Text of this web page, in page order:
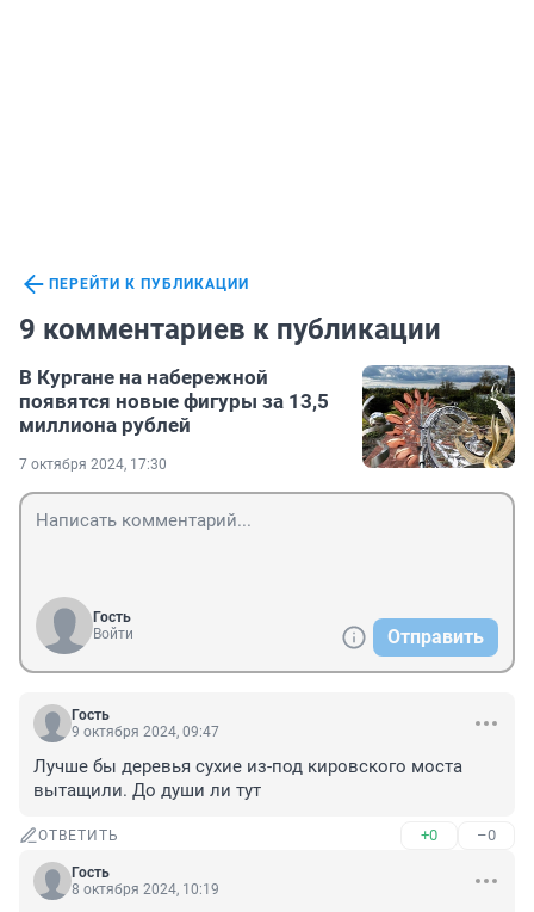
ПЕРЕЙТИ К ПУБЛИКАЦИИ
9 комментариев к публикации
В Кургане на набережной
появятся новые фигуры за 13,5
миллиона рублей
7 октября 2024, 17:30
Гость
Войти
Отправить
Гость
9 октября 2024, 09:47
Лучше бы деревья сухие из-под кировского моста
вытащили. До души ли тут
ОТВЕТИТЬ +0 –0
Гость
8 октября 2024, 10:19